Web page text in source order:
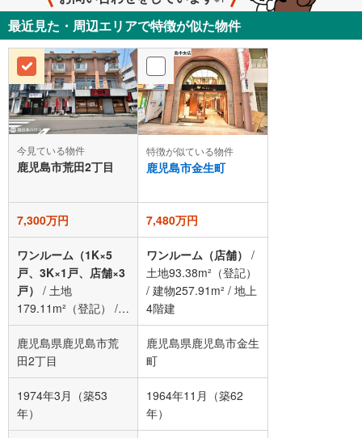
最近見た・周辺エリアで特徴が似た物件
今見ている物件
鹿児島市荒田2丁目
特徴が似ている物件
鹿児島市金生町
7,300万円 7,480万円
ワンルーム（1K×5
戸、3K×1戸、店舗×3
戸） / 土地
179.11m²（登記）
/
建物348.5m²（登記）
/地上3階建
ワンルーム（店舗） /
土地93.38m²（登記）
/ 建物257.91m² / 地上
4階建
鹿児島県鹿児島市荒
田2丁目
鹿児島県鹿児島市金生
町
1974年3月（築53
年）
1964年11月（築62
年）